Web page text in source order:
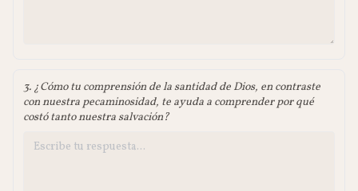
3. ¿Cómo tu comprensión de la santidad de Dios, en contraste
con nuestra pecaminosidad, te ayuda a comprender por qué
costó tanto nuestra salvación?